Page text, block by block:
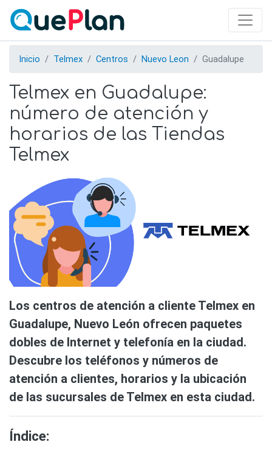
Inicio Telmex Centros Nuevo Leon Guadalupe
Telmex en Guadalupe:
número de atención y
horarios de las Tiendas
Telmex
Los centros de atención a cliente Telmex en
Guadalupe, Nuevo León ofrecen paquetes
dobles de Internet y telefonía en la ciudad.
Descubre los teléfonos y números de
atención a clientes, horarios y la ubicación
de las sucursales de Telmex en esta ciudad.
Índice: